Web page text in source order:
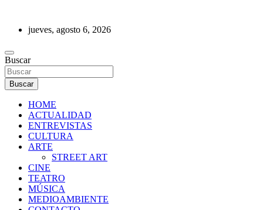
contenidojueves, agosto 6, 2026
REVISTA DE PRENSA
Buscar
Buscar
HOME
ACTUALIDAD
ENTREVISTAS
CULTURA
ARTE
STREET ART
CINE
TEATRO
MÚSICA
MEDIOAMBIENTE